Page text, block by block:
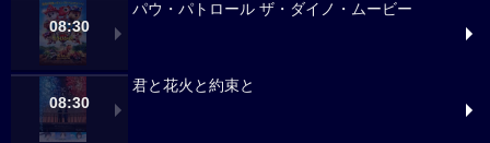
08:30
パウ・パトロール ザ・ダイノ・ムービー
08:30
君と花火と約束と